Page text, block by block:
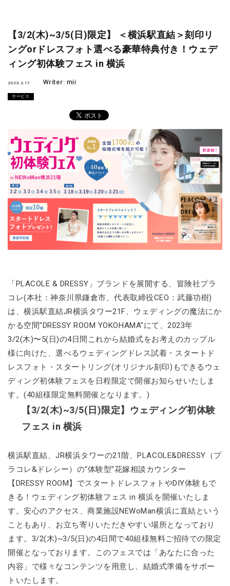
【3/2(木)~3/5(日)限定】 ＜横浜駅直結＞刻印リ
ングorドレスフォト選べる豪華特典付き！ウェデ
ィング初体験フェス in 横浜
2023.2.17 Writer: mii
サービス
「PLACOLE & DRESSY」ブランドを展開する、冒険社プラ
コレ(本社：神奈川県鎌倉市、代表取締役CEO：武藤功樹)
は、横浜駅直結JR横浜タワー21F、ウェディングの魔法にか
かる空間"DRESSY ROOM YOKOHAMA"にて、2023年
3/2(木)〜5(日)の4日間これから結婚式をお考えのカップル
様に向けた、選べるウェディングドレス試着・スタートド
レスフォト・スタートリング(オリジナル刻印)もできるウェ
ディング初体験フェスを日程限定で開催お知らせいたしま
す。(40組様限定無料開催となります。)
【3/2(木)~3/5(日)限定】ウェディング初体験
フェス in 横浜
横浜駅直結、JR横浜タワーの21階、PLACOLE&DRESSY（プ
ラコレ&ドレシー）の“体験型”花嫁相談カウンター
【DRESSY ROOM】でスタートドレスフォトやDIY体験もで
きる！ウェディング初体験フェス in 横浜を開催いたしま
す。安心のアクセス、商業施設NEWoMan横浜に直結という
こともあり、お立ち寄りいただきやすい場所となっており
ます。3/2(木)~3/5(日)の4日間で40組様無料ご招待での限定
開催となっております。このフェスでは「あなたに合った
内容」で様々なコンテンツを用意し、結婚式準備をサポー
トいたします。